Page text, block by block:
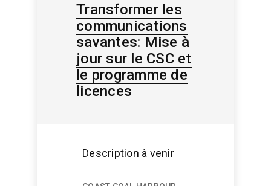
Transformer les
communications
savantes: Mise à
jour sur le CSC et
le programme de
licences
Description à venir